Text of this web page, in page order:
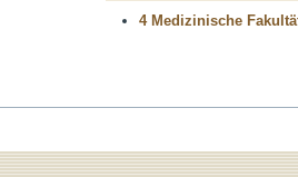
4 Medizinische